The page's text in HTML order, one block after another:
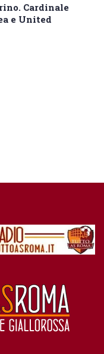
Cardinale
e United